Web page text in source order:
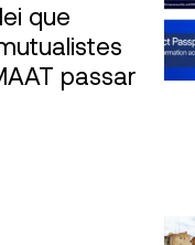
que
passar